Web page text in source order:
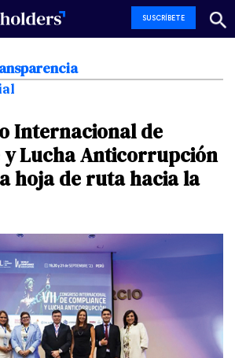
SUSCRÍBETE
Internacional de
yLuchaAnticorrupción
hoja de rutahaciala